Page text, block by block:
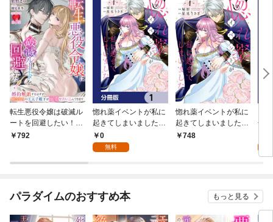
転生悪役令嬢は破滅ル
ートを回避したい！
～婚約解消するはず
できます～
792
惚れ薬イベントが私に
起きてしまいました
【分冊版】 1
0
無料
惚れ薬イベントが私に
起きてしまいました
1 748
色
れ
1
パラダイムのおすすめ本 もっと見る